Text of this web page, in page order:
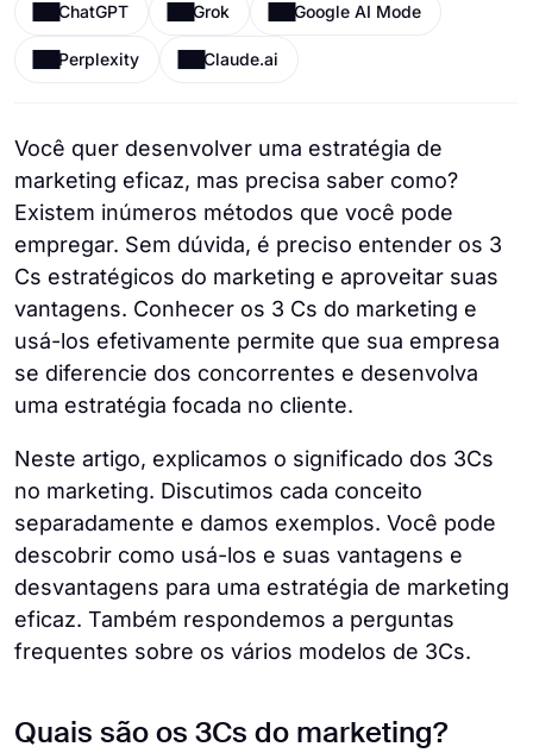
ChatGPT Grok Google AI Mode
Perplexity Claude.ai
Você quer desenvolver uma estratégia de
marketing eficaz, mas precisa saber como?
Existem inúmeros métodos que você pode
empregar. Sem dúvida, é preciso entender os 3
Cs estratégicos do marketing e aproveitar suas
vantagens. Conhecer os 3 Cs do marketing e
usá-los efetivamente permite que sua empresa
se diferencie dos concorrentes e desenvolva
uma estratégia focada no cliente.
Neste artigo, explicamos o significado dos 3Cs
no marketing. Discutimos cada conceito
separadamente e damos exemplos. Você pode
descobrir como usá-los e suas vantagens e
desvantagens para uma estratégia de marketing
eficaz. Também respondemos a perguntas
frequentes sobre os vários modelos de 3Cs.
Quais são os 3Cs do marketing?